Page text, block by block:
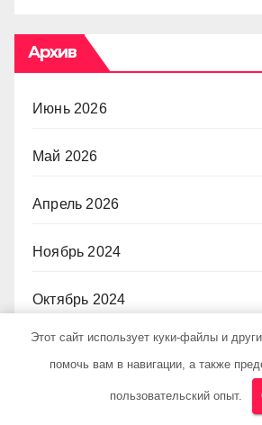
Архив
Июнь 2026
Май 2026
Апрель 2026
Ноябрь 2024
Октябрь 2024
Сентябрь 2024
Август 2024
Этот сайт использует куки-файлы и
помочь вам в навигации, а также
пользовательский опыт.